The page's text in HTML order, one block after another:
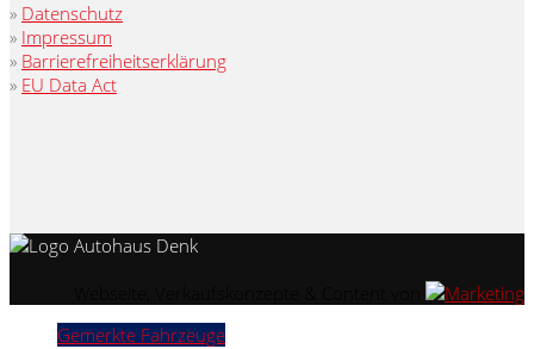
» Datenschutz
» Impressum
» Barrierefreiheitserklärung
» EU Data Act
Gemerkte Fahrzeuge